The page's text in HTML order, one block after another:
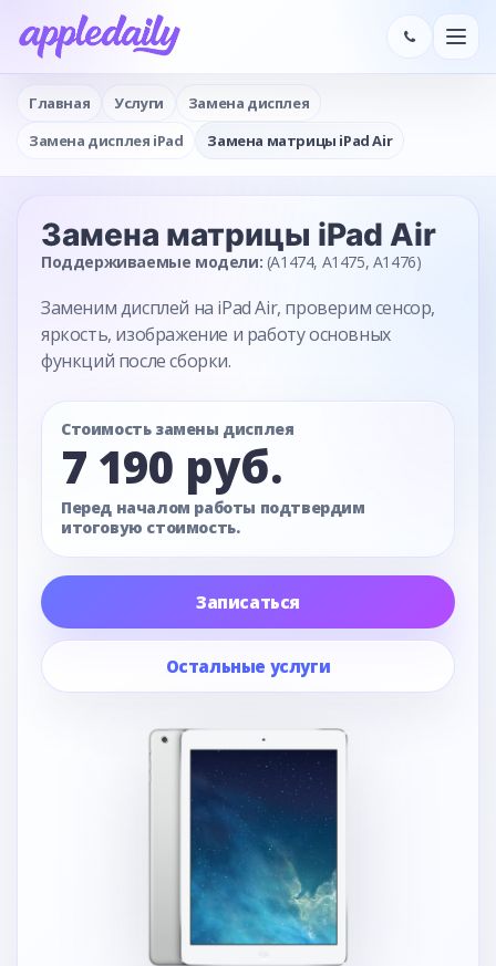
Главная Услуги
Замена дисплея
Замена дисплея iPad
Замена матрицы iPad Air
Замена матрицы iPad Air
Поддерживаемые модели: (A1474, A1475, A1476)
Заменим дисплей на iPad Air, проверим сенсор,
яркость, изображение и работу основных
функций после сборки.
Стоимость замены дисплея
7 190 руб.
Перед началом работы подтвердим
итоговую стоимость.
Записаться
Остальные услуги